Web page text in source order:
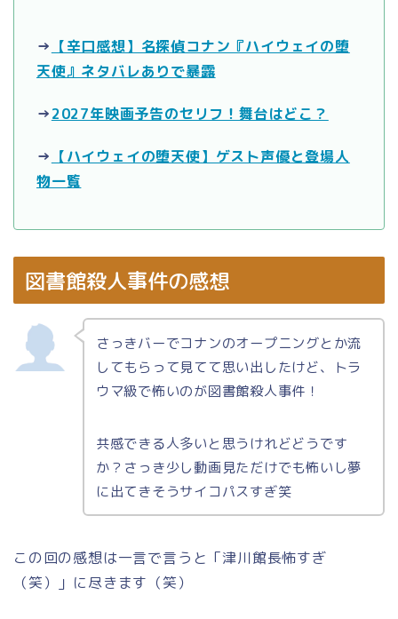
→ 【辛口感想】名探偵コナン『ハイウェイの堕
天使』ネタバレありで暴露
→2027年映画予告のセリフ！舞台はどこ？
→ 【ハイウェイの堕天使】ゲスト声優と登場人
物一覧
図書館殺人事件の感想
さっきバーでコナンのオープニングとか流
してもらって見てて思い出したけど、トラ
ウマ級で怖いのが図書館殺人事件！
共感できる人多いと思うけれどどうです
か？さっき少し動画見ただけでも怖いし夢
に出てきそうサイコパスすぎ笑
この回の感想は一言で言うと「津川館長怖すぎ
（笑）」に尽きます（笑）